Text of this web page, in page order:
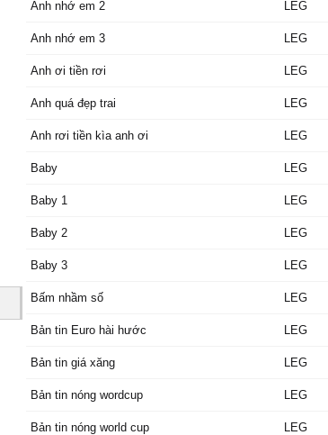
Anh nhớ em 2 LEG
Anh nhớ em 3 LEG
Anh ơi tiền rơi LEG
Anh quá đẹp trai LEG
Anh rơi tiền kìa anh ơi LEG
Baby LEG
Baby 1 LEG
Baby 2 LEG
Baby 3 LEG
Bấm nhầm số LEG
Bản tin Euro hài hước LEG
Bản tin giá xăng LEG
Bản tin nóng wordcup LEG
Bản tin nóng world cup LEG